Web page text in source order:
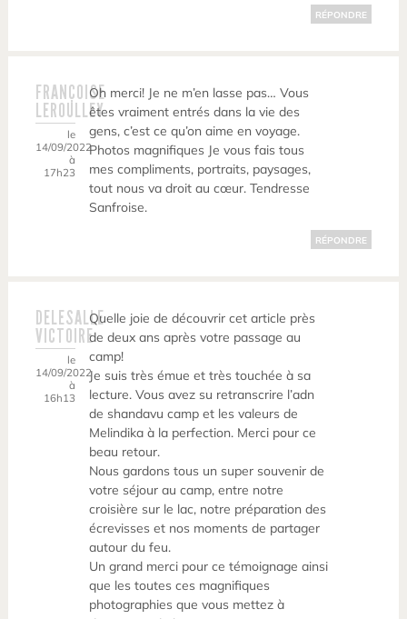
RÉPONDRE
FRANÇOISE
LEROULLEY
le
14/09/2022
à
17h23
Oh merci! Je ne m’en lasse pas… Vous
êtes vraiment entrés dans la vie des
gens, c’est ce qu’on aime en voyage.
Photos magnifiques Je vous fais tous
mes compliments, portraits, paysages,
tout nous va droit au cœur. Tendresse
Sanfroise.
RÉPONDRE
DELESALLE
VICTOIRE
le
14/09/2022
à
16h13
Quelle joie de découvrir cet article près
de deux ans après votre passage au
camp!
Je suis très émue et très touchée à sa
lecture. Vous avez su retranscrire l’adn
de shandavu camp et les valeurs de
Melindika à la perfection. Merci pour ce
beau retour.
Nous gardons tous un super souvenir de
votre séjour au camp, entre notre
croisière sur le lac, notre préparation des
écrevisses et nos moments de partager
autour du feu.
Un grand merci pour ce témoignage ainsi
que les toutes ces magnifiques
photographies que vous mettez à